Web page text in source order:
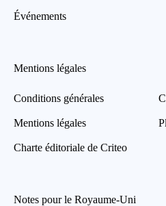
Événements
Mentions légales
Conditions générales
Mentions légales
Charte éditoriale de Criteo
Notes pour le Royaume-Uni